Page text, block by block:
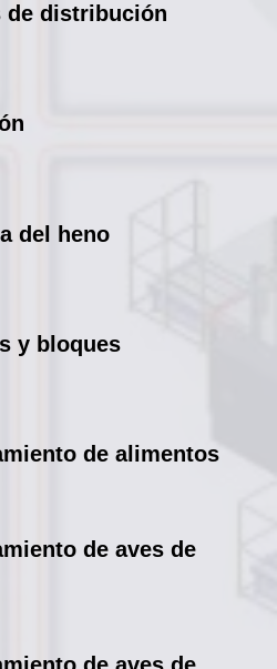
de distribución
del heno
y bloques
de alimentos
de aves de